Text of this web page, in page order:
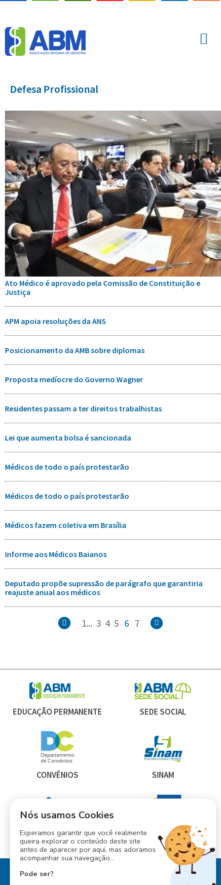
Defesa Profissional
Ato Médico é aprovado pela Comissão de Constituição e
Justiça
APM apoia resoluções da ANS
Posicionamento da AMB sobre diplomas
Proposta medíocre do Governo Wagner
Residentes passam a ter direitos trabalhistas
Lei que aumenta bolsa é sancionada
Médicos de todo o país protestarão
Médicos de todo o país protestarão
Médicos fazem coletiva em Brasília
Informe aos Médicos Baianos
Deputado propõe supressão de parágrafo que garantiria
reajuste anual aos médicos
1... 3 4 5 6 7
EDUCAÇÃO PERMANENTE SEDE SOCIAL
CONVÊNIOS SINAM
CONSÓRCIO ABM INESS
Nós usamos Cookies
Esperamos garantir que você realmente
queira explorar o conteúdo deste site
antes de aparecer por aqui, mas adoramos
acompanhar sua navegação...
Pode ser?